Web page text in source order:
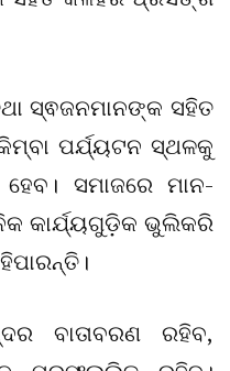
ସ୍ଵଜନମାନଙ୍କ ସହିତ
ପର୍ଯ୍ୟଟନ ସ୍ଥଳକୁ
ସମାଜରେ ମାନ-
କାର୍ଯ୍ୟଗୁଡ଼ିକ ଭୁଲିକରି
ବାତାବରଣ ରହିବ,